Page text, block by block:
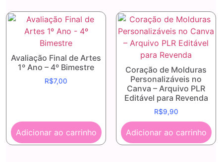
Avaliação Final de Artes
1º Ano – 4º Bimestre
R$7,00
Adicionar ao carrinho
Coração de Molduras
Personalizáveis no
Canva – Arquivo PLR
Editável para Revenda
R$9,90
Adicionar ao carrinho